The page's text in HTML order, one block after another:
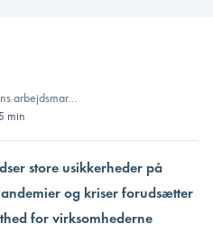
arbejdsmar…
min
store usikkerheder på
og kriser forudsætter
for virksomhederne